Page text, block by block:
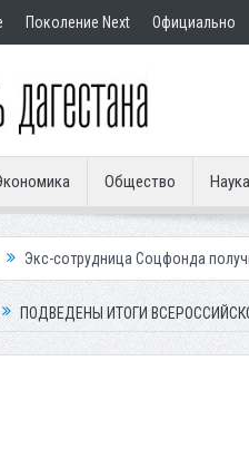
Поколение Next Официально
Общество Наука
Соцфонда получила срок за
ПОДВЕДЕНЫ ИТОГИ